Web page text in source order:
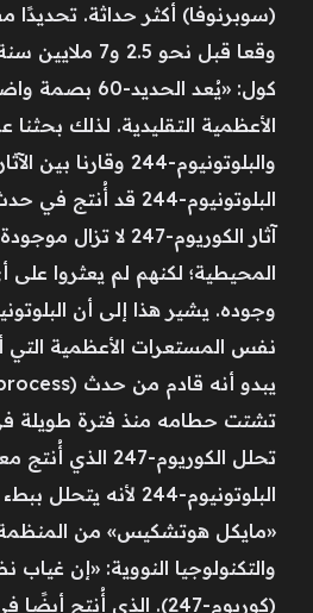
(سوبرنوفا) أكثر حداثة. تحديدًا
وقعا قبل نحو 2.5
كول: «يُعد
والبلوتونيوم-244 وقارنا
البلوتونيوم-244 قد
آثار الكوريوم-247 لا
المحيطية؛ لكنهم لم يعثروا
تشتت حطامه منذ فترة طويلة
تحلل الكوريوم-
البلوتونيوم-244 لأنه
«مايكل هوتشكيس» من المنظمة
والتكنولوجيا النووية: «إن غياب
(كوريوم-247). الذي أُنتج